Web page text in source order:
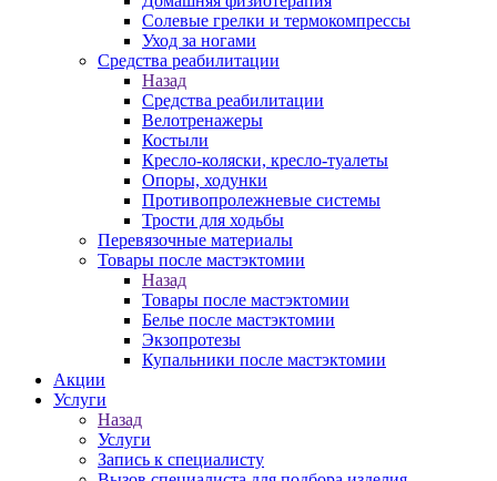
Солевые грелки и термокомпрессы
Уход за ногами
Средства реабилитации
Назад
Средства реабилитации
Велотренажеры
Костыли
Кресло-коляски, кресло-туалеты
Опоры, ходунки
Противопролежневые системы
Трости для ходьбы
Перевязочные материалы
Товары после мастэктомии
Назад
Товары после мастэктомии
Белье после мастэктомии
Экзопротезы
Купальники после мастэктомии
Акции
Услуги
Назад
Услуги
Запись к специалисту